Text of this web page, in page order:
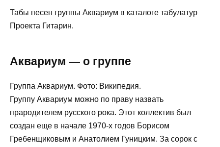
Табы песен группы Аквариум в каталоге табулатур
Проекта Гитарин.
Аквариум — о группе
Группа Аквариум. Фото: Википедия.
Группу Аквариум можно по праву назвать
прародителем русского рока. Этот коллектив был
создан еще в начале 1970-х годов Борисом
Гребенщиковым и Анатолием Гуницким. За сорок с